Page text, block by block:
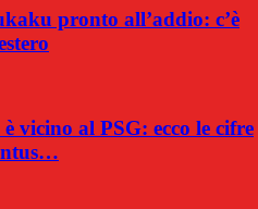
pronto all’addio: c’è
vicino al PSG: ecco le cifre